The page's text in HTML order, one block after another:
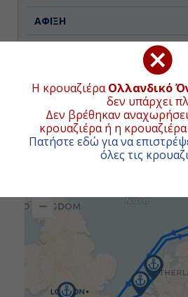
Η κρουαζιέραΟλλανδικό
δεν υπάρχει
Δεν βρέθηκαν
κρουαζιέρα ή η κρουαζιέρα
Πατήστε εδώ για να
όλες τις
Χάβρη
Σαουθάμπτον
ΧΑΡΤΗΣ ΚΡΟΥΑΖΙΕΡΑΣ
−